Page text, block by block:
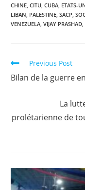
CHINE CITU CUBA ETATS-
LIBAN PALESTINE SACP
VENEZUELA VIJAY PRASHAD
Previous Post
Bilan de la guerre
La
prolétarienne de